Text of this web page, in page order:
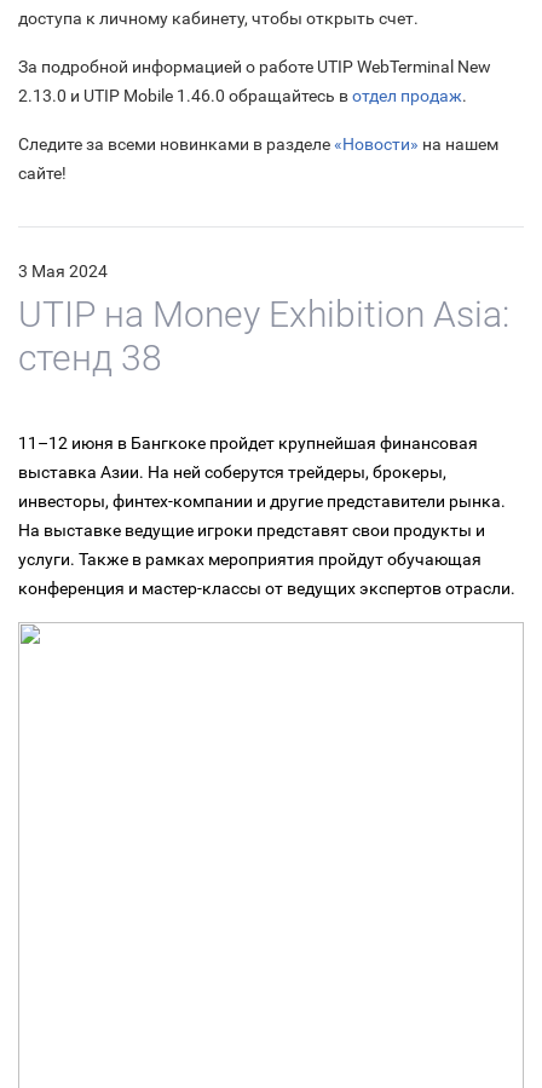
доступа к личному кабинету, чтобы открыть счет.
За подробной информацией о работе UTIP WebTerminal New
2.13.0 и UTIP Mobile 1.46.0 обращайтесь вотдел продаж.
Следите за всеми новинками в разделе«Новости» на нашем
сайте!
3 Мая 2024
UTIP на Money Exhibition Asia:
стенд 38
11–12 июня в Бангкоке пройдет крупнейшая финансовая
выставка Азии. На ней соберутся трейдеры, брокеры,
инвесторы, финтех-компании и другие представители рынка.
На выставке ведущие игроки представят свои продукты и
услуги. Также в рамках мероприятия пройдут обучающая
конференция и мастер-классы от ведущих экспертов отрасли.